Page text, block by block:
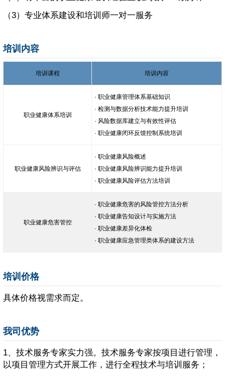
（3）专业体系建设和培训师一对一服务
培训内容
培训课程 培训内容
职业健康体系培训
· 职业健康管理体系基础知识
· 检测与数据分析技术能力提升培训
· 风险数据库建立与有效性评估
· 职业健康闭环反馈控制系统培训
职业健康风险辨识与评估
· 职业健康风险概述
· 职业健康风险辨识能力提升培训
· 职业健康风险评估方法培训
职业健康危害管控
· 职业健康危害的风险管控方法分析
· 职业健康告知设计与实施方法
· 职业健康差异化体检
· 职业健康应急管理类体系的建设方法
培训价格
具体价格视需求而定。
我司优势
1、技术服务专家实力强。技术服务专家按项目进行管理，
以项目管理方式开展工作，进行全程技术与培训服务；